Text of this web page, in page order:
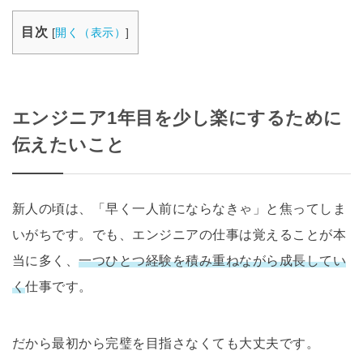
目次 [開く（表示）]
エンジニア1年目を少し楽にするために
伝えたいこと
新人の頃は、「早く一人前にならなきゃ」と焦ってしま
いがちです。でも、エンジニアの仕事は覚えることが本
当に多く、一つひとつ経験を積み重ねながら成長してい
く仕事です。
だから最初から完璧を目指さなくても大丈夫です。